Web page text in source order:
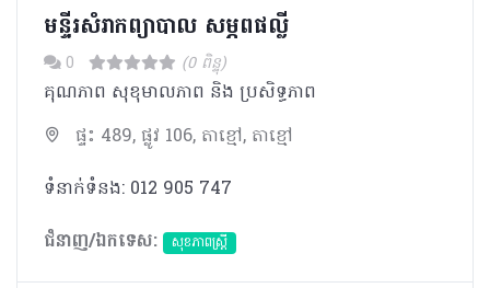
មន្ទីរសំរាកព្យាបាល​ សម្ភពផល្លី​​
0 (0 ពិន្ទុ)
គុណភាព សុខុមាលភាព និង ប្រសិទ្ធភាព
ផ្ទះ 489, ផ្លូវ 106, តាខ្មៅ, តាខ្មៅ
ទំនាក់ទំនង: 012 905 747
ជំនាញ/ឯកទេស:
សុខភាពស្រ្តី